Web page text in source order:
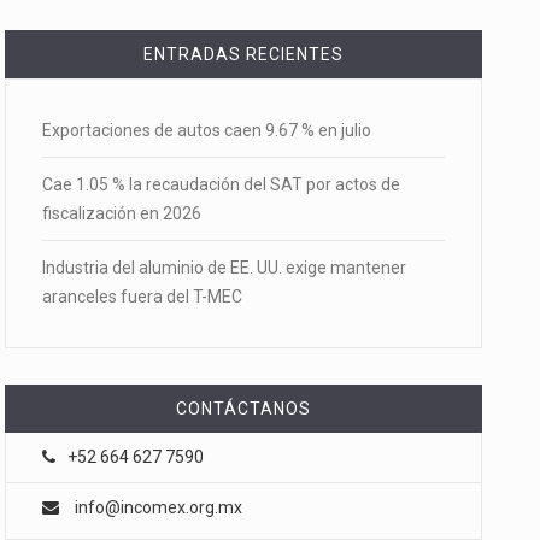
ENTRADAS RECIENTES
Exportaciones de autos caen 9.67 % en julio
Cae 1.05 % la recaudación del SAT por actos de
fiscalización en 2026
Industria del aluminio de EE. UU. exige mantener
aranceles fuera del T-MEC
CONTÁCTANOS
+52 664 627 7590
info@incomex.org.mx